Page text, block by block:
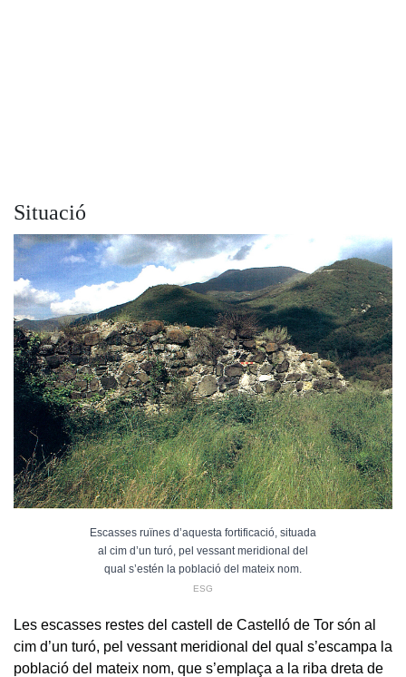
Situació
Escasses ruïnes d’aquesta fortificació, situada
al cim d’un turó, pel vessant meridional del
qual s’estén la població del mateix nom.
ESG
Les escasses restes del castell de Castelló de Tor són al
cim d’un turó, pel vessant meridional del qual s’escampa la
població del mateix nom, que s’emplaça a la riba dreta de